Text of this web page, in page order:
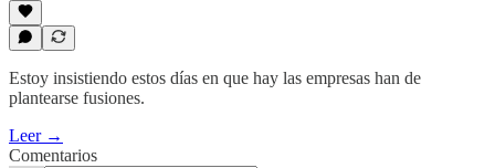
Estoy insistiendo estos días en que hay las empresas han de
plantearse fusiones.
Leer →
Comentarios